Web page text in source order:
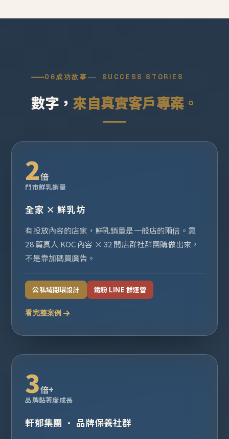
06成功故事 SUCCESS STORIES
數字， 來自真實客戶專案。
2倍
門市鮮乳銷量
全家 × 鮮乳坊
有投放內容的店家，鮮乳銷量是一般店的兩倍。靠
28 篇真人 KOC 內容 × 32 間店群社群團購做出來，
不是靠加碼買廣告。
公私域閉環設計 鐵粉 LINE 群運營
看完整案例
3倍+
品牌黏著度成長
軒郁集團 · 品牌保養社群